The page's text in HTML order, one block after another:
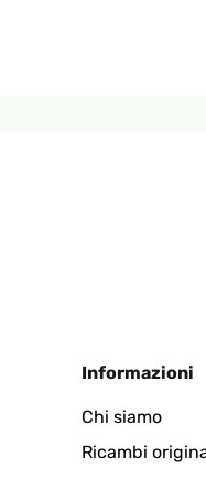
Informazioni
Chi siamo
Ricambi